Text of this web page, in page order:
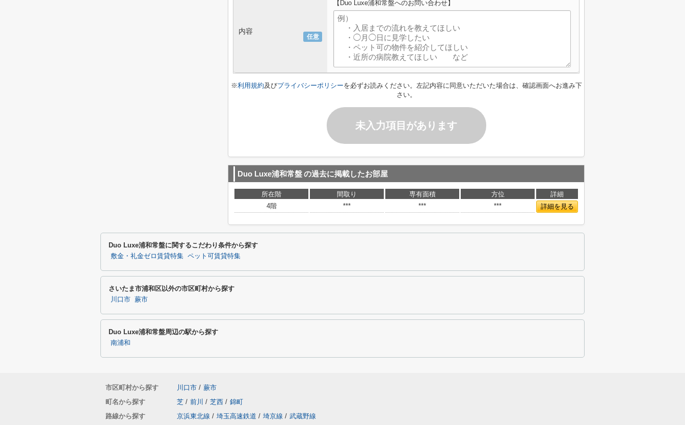
任意
内容
【Duo Luxe浦和常盤へのお問い合わせ】
※利用規約及びプライバシーポリシーを必ずお読みください。左記内容に同意いただいた場合は、確認画面へお進み下
さい。
未入力項目があります
Duo Luxe浦和常盤の過去に掲載したお部屋
所在階 間取り 専有面積 方位
詳細
4階
*** *** *** 詳細を見る
Duo Luxe浦和常盤に関するこだわり条件から探す
敷金・礼金ゼロ賃貸特集 ペット可賃貸特集
さいたま市浦和区以外の市区町村から探す
川口市 蕨市
Duo Luxe浦和常盤周辺の駅から探す
南浦和
市区町村から探す 川口市 / 蕨市
町名から探す
芝 / 前川 / 芝西 / 錦町
路線から探す
京浜東北線 / 埼玉高速鉄道 / 埼京線 / 武蔵野線